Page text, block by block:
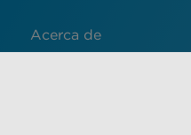
Acerca de